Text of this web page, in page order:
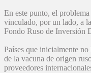
En este punto, el
vinculado, por un lado, a
Fondo Ruso de Inversión
Países que inicialmente
de la vacuna de origen
proveedores